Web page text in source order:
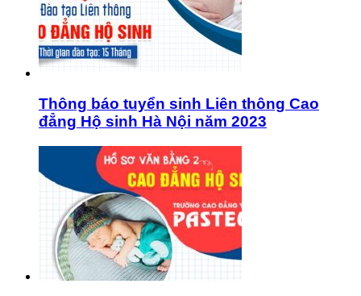
Thông báo tuyển sinh Liên thông Cao
đẳng Hộ sinh Hà Nội năm 2023